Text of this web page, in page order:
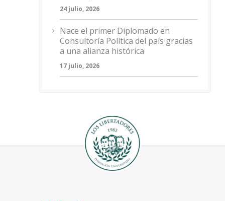
24 julio, 2026
Nace el primer Diplomado en
Consultoría Política del país gracias
a una alianza histórica
17 julio, 2026